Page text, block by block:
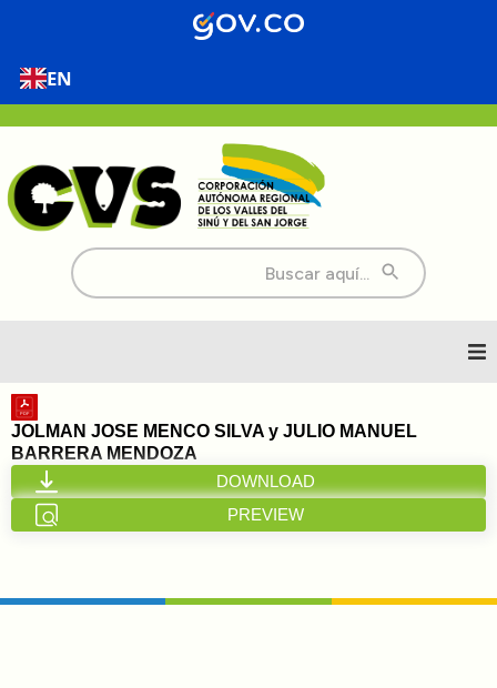
EN
Buscar:
Inicio
Nosotros
Directorios
JOLMAN JOSE MENCO SILVA y JULIO MANUEL
BARRERA MENDOZA
DOWNLOAD
PREVIEW